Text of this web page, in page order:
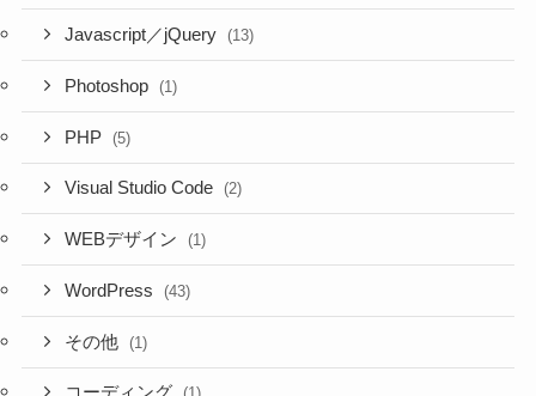
Javascript／jQuery (13)
Photoshop (1)
PHP (5)
Visual Studio Code (2)
WEBデザイン (1)
WordPress (43)
その他 (1)